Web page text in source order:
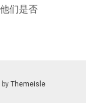
们是否
by Themeisle